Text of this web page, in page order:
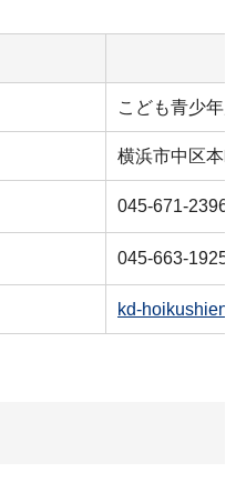
こども青少年
横浜市中区本
045-671-2396
045-663-1925
kd-